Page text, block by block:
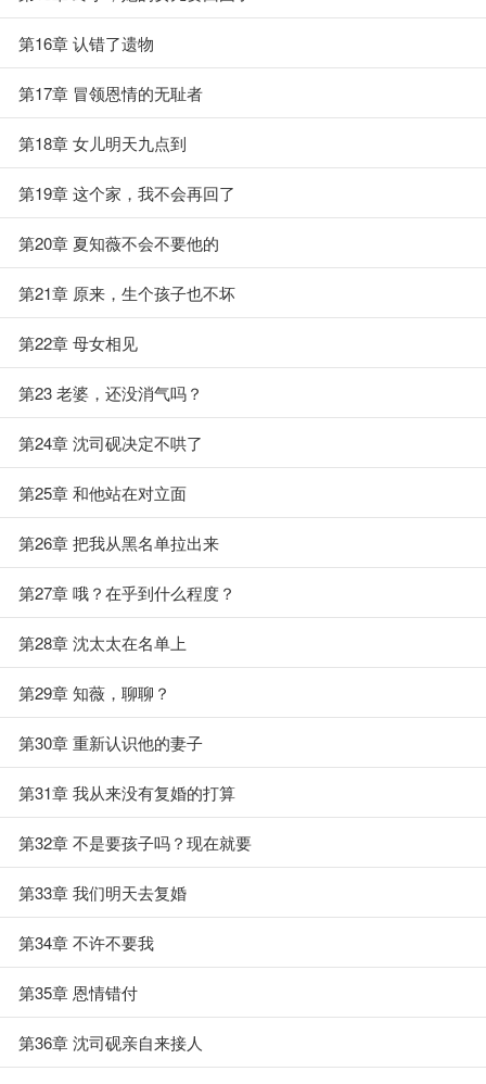
第16章 认错了遗物
第17章 冒领恩情的无耻者
第18章 女儿明天九点到
第19章 这个家，我不会再回了
第20章 夏知薇不会不要他的
第21章 原来，生个孩子也不坏
第22章 母女相见
第23 老婆，还没消气吗？
第24章 沈司砚决定不哄了
第25章 和他站在对立面
第26章 把我从黑名单拉出来
第27章 哦？在乎到什么程度？
第28章 沈太太在名单上
第29章 知薇，聊聊？
第30章 重新认识他的妻子
第31章 我从来没有复婚的打算
第32章 不是要孩子吗？现在就要
第33章 我们明天去复婚
第34章 不许不要我
第35章 恩情错付
第36章 沈司砚亲自来接人